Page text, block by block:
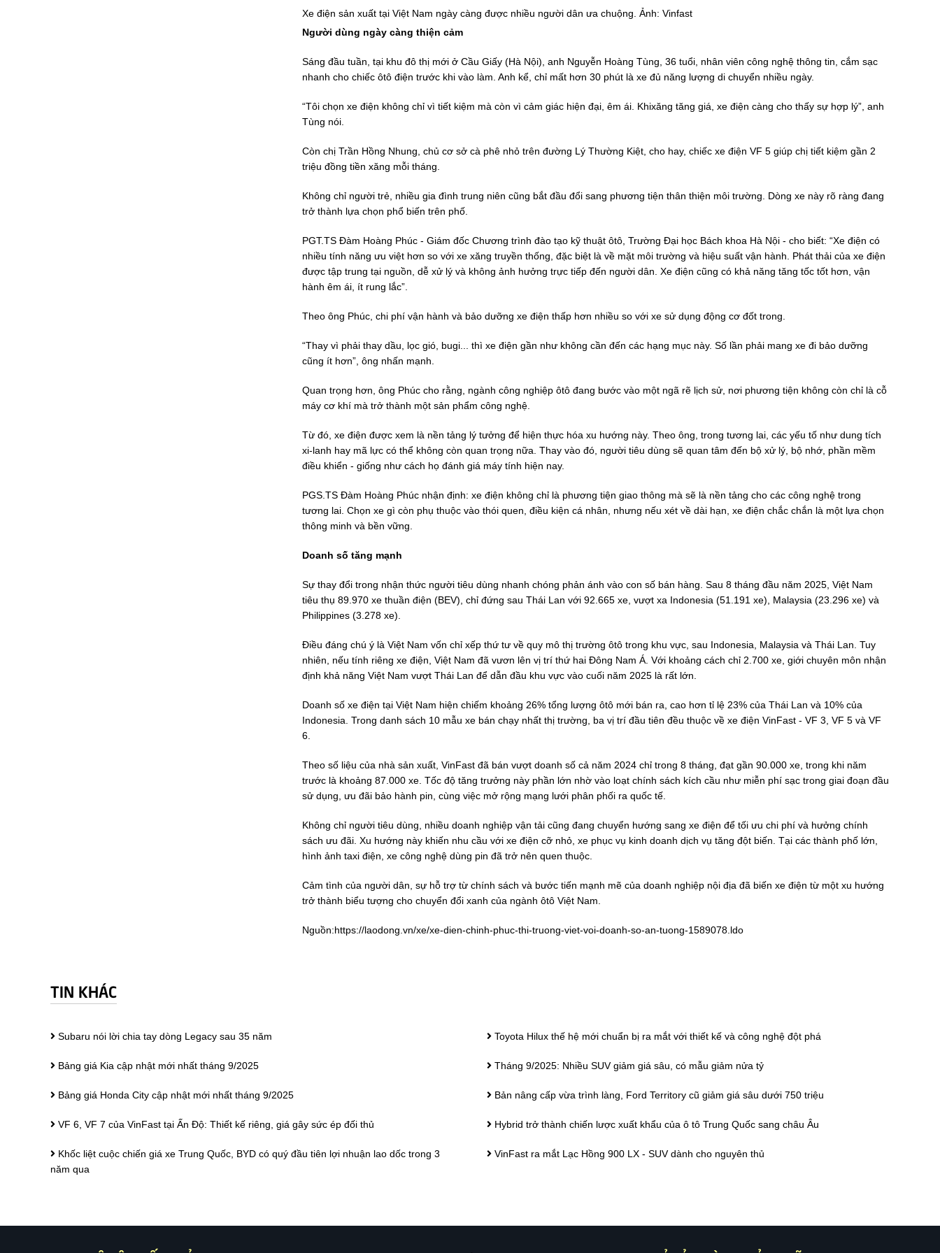
Xe điện sản xuất tại Việt Nam ngày càng được nhiều người dân ưa chuộng. Ảnh: Vinfast
Người dùng ngày càng thiện cảm
Sáng đầu tuần, tại khu đô thị mới ở Cầu Giấy (Hà Nội), anh Nguyễn Hoàng Tùng, 36 tuổi, nhân viên công nghệ thông tin, cắm sạc
nhanh cho chiếc ôtô điện trước khi vào làm. Anh kể, chỉ mất hơn 30 phút là xe đủ năng lượng di chuyển nhiều ngày.
“Tôi chọn xe điện không chỉ vì tiết kiệm mà còn vì cảm giác hiện đại, êm ái. Khixăng tăng giá, xe điện càng cho thấy sự hợp lý”, anh
Tùng nói.
Còn chị Trần Hồng Nhung, chủ cơ sở cà phê nhỏ trên đường Lý Thường Kiệt, cho hay, chiếc xe điện VF 5 giúp chị tiết kiệm gần 2
triệu đồng tiền xăng mỗi tháng.
Không chỉ người trẻ, nhiều gia đình trung niên cũng bắt đầu đổi sang phương tiện thân thiện môi trường. Dòng xe này rõ ràng đang
trở thành lựa chọn phổ biến trên phố.
PGT.TS Đàm Hoàng Phúc - Giám đốc Chương trình đào tạo kỹ thuật ôtô, Trường Đại học Bách khoa Hà Nội - cho biết: “Xe điện có
nhiều tính năng ưu việt hơn so với xe xăng truyền thống, đặc biệt là về mặt môi trường và hiệu suất vận hành. Phát thải của xe điện
được tập trung tại nguồn, dễ xử lý và không ảnh hưởng trực tiếp đến người dân. Xe điện cũng có khả năng tăng tốc tốt hơn, vận
hành êm ái, ít rung lắc”.
Theo ông Phúc, chi phí vận hành và bảo dưỡng xe điện thấp hơn nhiều so với xe sử dụng động cơ đốt trong.
“Thay vì phải thay dầu, lọc gió, bugi... thì xe điện gần như không cần đến các hạng mục này. Số lần phải mang xe đi bảo dưỡng
cũng ít hơn”, ông nhấn mạnh.
Quan trọng hơn, ông Phúc cho rằng, ngành công nghiệp ôtô đang bước vào một ngã rẽ lịch sử, nơi phương tiện không còn chỉ là cỗ
máy cơ khí mà trở thành một sản phẩm công nghệ.
Từ đó, xe điện được xem là nền tảng lý tưởng để hiện thực hóa xu hướng này. Theo ông, trong tương lai, các yếu tố như dung tích
xi-lanh hay mã lực có thể không còn quan trọng nữa. Thay vào đó, người tiêu dùng sẽ quan tâm đến bộ xử lý, bộ nhớ, phần mềm
điều khiển - giống như cách họ đánh giá máy tính hiện nay.
PGS.TS Đàm Hoàng Phúc nhận định: xe điện không chỉ là phương tiện giao thông mà sẽ là nền tảng cho các công nghệ trong
tương lai. Chọn xe gì còn phụ thuộc vào thói quen, điều kiện cá nhân, nhưng nếu xét về dài hạn, xe điện chắc chắn là một lựa chọn
thông minh và bền vững.
Doanh số tăng mạnh
Sự thay đổi trong nhận thức người tiêu dùng nhanh chóng phản ánh vào con số bán hàng. Sau 8 tháng đầu năm 2025, Việt Nam
tiêu thụ 89.970 xe thuần điện (BEV), chỉ đứng sau Thái Lan với 92.665 xe, vượt xa Indonesia (51.191 xe), Malaysia (23.296 xe) và
Philippines (3.278 xe).
Điều đáng chú ý là Việt Nam vốn chỉ xếp thứ tư về quy mô thị trường ôtô trong khu vực, sau Indonesia, Malaysia và Thái Lan. Tuy
nhiên, nếu tính riêng xe điện, Việt Nam đã vươn lên vị trí thứ hai Đông Nam Á. Với khoảng cách chỉ 2.700 xe, giới chuyên môn nhận
định khả năng Việt Nam vượt Thái Lan để dẫn đầu khu vực vào cuối năm 2025 là rất lớn.
Doanh số xe điện tại Việt Nam hiện chiếm khoảng 26% tổng lượng ôtô mới bán ra, cao hơn tỉ lệ 23% của Thái Lan và 10% của
Indonesia. Trong danh sách 10 mẫu xe bán chạy nhất thị trường, ba vị trí đầu tiên đều thuộc về xe điện VinFast - VF 3, VF 5 và VF
6.
Theo số liệu của nhà sản xuất, VinFast đã bán vượt doanh số cả năm 2024 chỉ trong 8 tháng, đạt gần 90.000 xe, trong khi năm
trước là khoảng 87.000 xe. Tốc độ tăng trưởng này phần lớn nhờ vào loạt chính sách kích cầu như miễn phí sạc trong giai đoạn đầu
sử dụng, ưu đãi bảo hành pin, cùng việc mở rộng mạng lưới phân phối ra quốc tế.
Không chỉ người tiêu dùng, nhiều doanh nghiệp vận tải cũng đang chuyển hướng sang xe điện để tối ưu chi phí và hưởng chính
sách ưu đãi. Xu hướng này khiến nhu cầu với xe điện cỡ nhỏ, xe phục vụ kinh doanh dịch vụ tăng đột biến. Tại các thành phố lớn,
hình ảnh taxi điện, xe công nghệ dùng pin đã trở nên quen thuộc.
Cảm tình của người dân, sự hỗ trợ từ chính sách và bước tiến mạnh mẽ của doanh nghiệp nội địa đã biến xe điện từ một xu hướng
trở thành biểu tượng cho chuyển đổi xanh của ngành ôtô Việt Nam.
Nguồn:https://laodong.vn/xe/xe-dien-chinh-phuc-thi-truong-viet-voi-doanh-so-an-tuong-1589078.ldo
TIN KHÁC
Subaru nói lời chia tay dòng Legacy sau 35 năm Toyota Hilux thế hệ mới chuẩn bị ra mắt với thiết kế và công nghệ đột phá
Bảng giá Kia cập nhật mới nhất tháng 9/2025 Tháng 9/2025: Nhiều SUV giảm giá sâu, có mẫu giảm nửa tỷ
Bảng giá Honda City cập nhật mới nhất tháng 9/2025 Bản nâng cấp vừa trình làng, Ford Territory cũ giảm giá sâu dưới 750 triệu
VF 6, VF 7 của VinFast tại Ấn Độ: Thiết kế riêng, giá gây sức ép đối thủ Hybrid trở thành chiến lược xuất khẩu của ô tô Trung Quốc sang châu Âu
Khốc liệt cuộc chiến giá xe Trung Quốc, BYD có quý đầu tiên lợi nhuận lao dốc trong 3
năm qua
VinFast ra mắt Lạc Hồng 900 LX - SUV dành cho nguyên thủ